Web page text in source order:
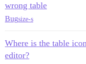
wrong table
Bugsize-s
Where is the table
editor?